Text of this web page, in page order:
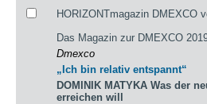
HORIZONTmagazin DMEXCO
Das Magazin zur DMEXCO
Dmexco
„Ich bin relativ entspannt“
DOMINIK MATYKA Was der
erreichen will